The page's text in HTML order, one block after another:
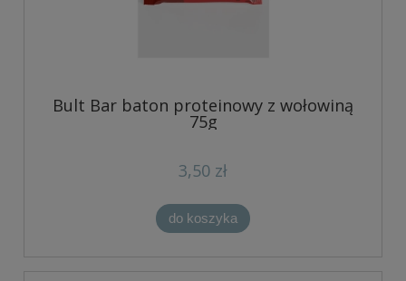
Bult Bar baton proteinowy z wołowiną
75g
3,50 zł
do koszyka